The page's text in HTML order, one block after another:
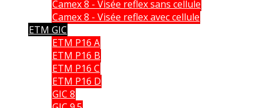
Camex 8 - Visée reflex sans cellule
Camex 8 - Visée reflex avec cellule
ETM GIC
ETM P16 A
ETM P16 B
ETM P16 C
ETM P16 D
GIC 8